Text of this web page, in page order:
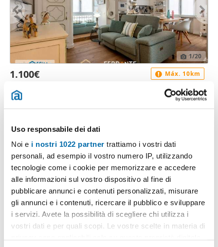
Uso responsabile dei dati
Noi e i nostri 1022 partner trattiamo i vostri dati
personali, ad esempio il vostro numero IP, utilizzando
tecnologie come i cookie per memorizzare e accedere
alle informazioni sul vostro dispositivo al fine di
pubblicare annunci e contenuti personalizzati, misurare
gli annunci e i contenuti, ricercare il pubblico e sviluppare
i servizi. Avete la possibilità di scegliere chi utilizza i
vostri dati e per quali scopi. Le vostre scelte in materia di
1/20
1.100€
100m
Corso Giuseppe Garibaldi, Centro Storico, Chiavari
Máx. 10km